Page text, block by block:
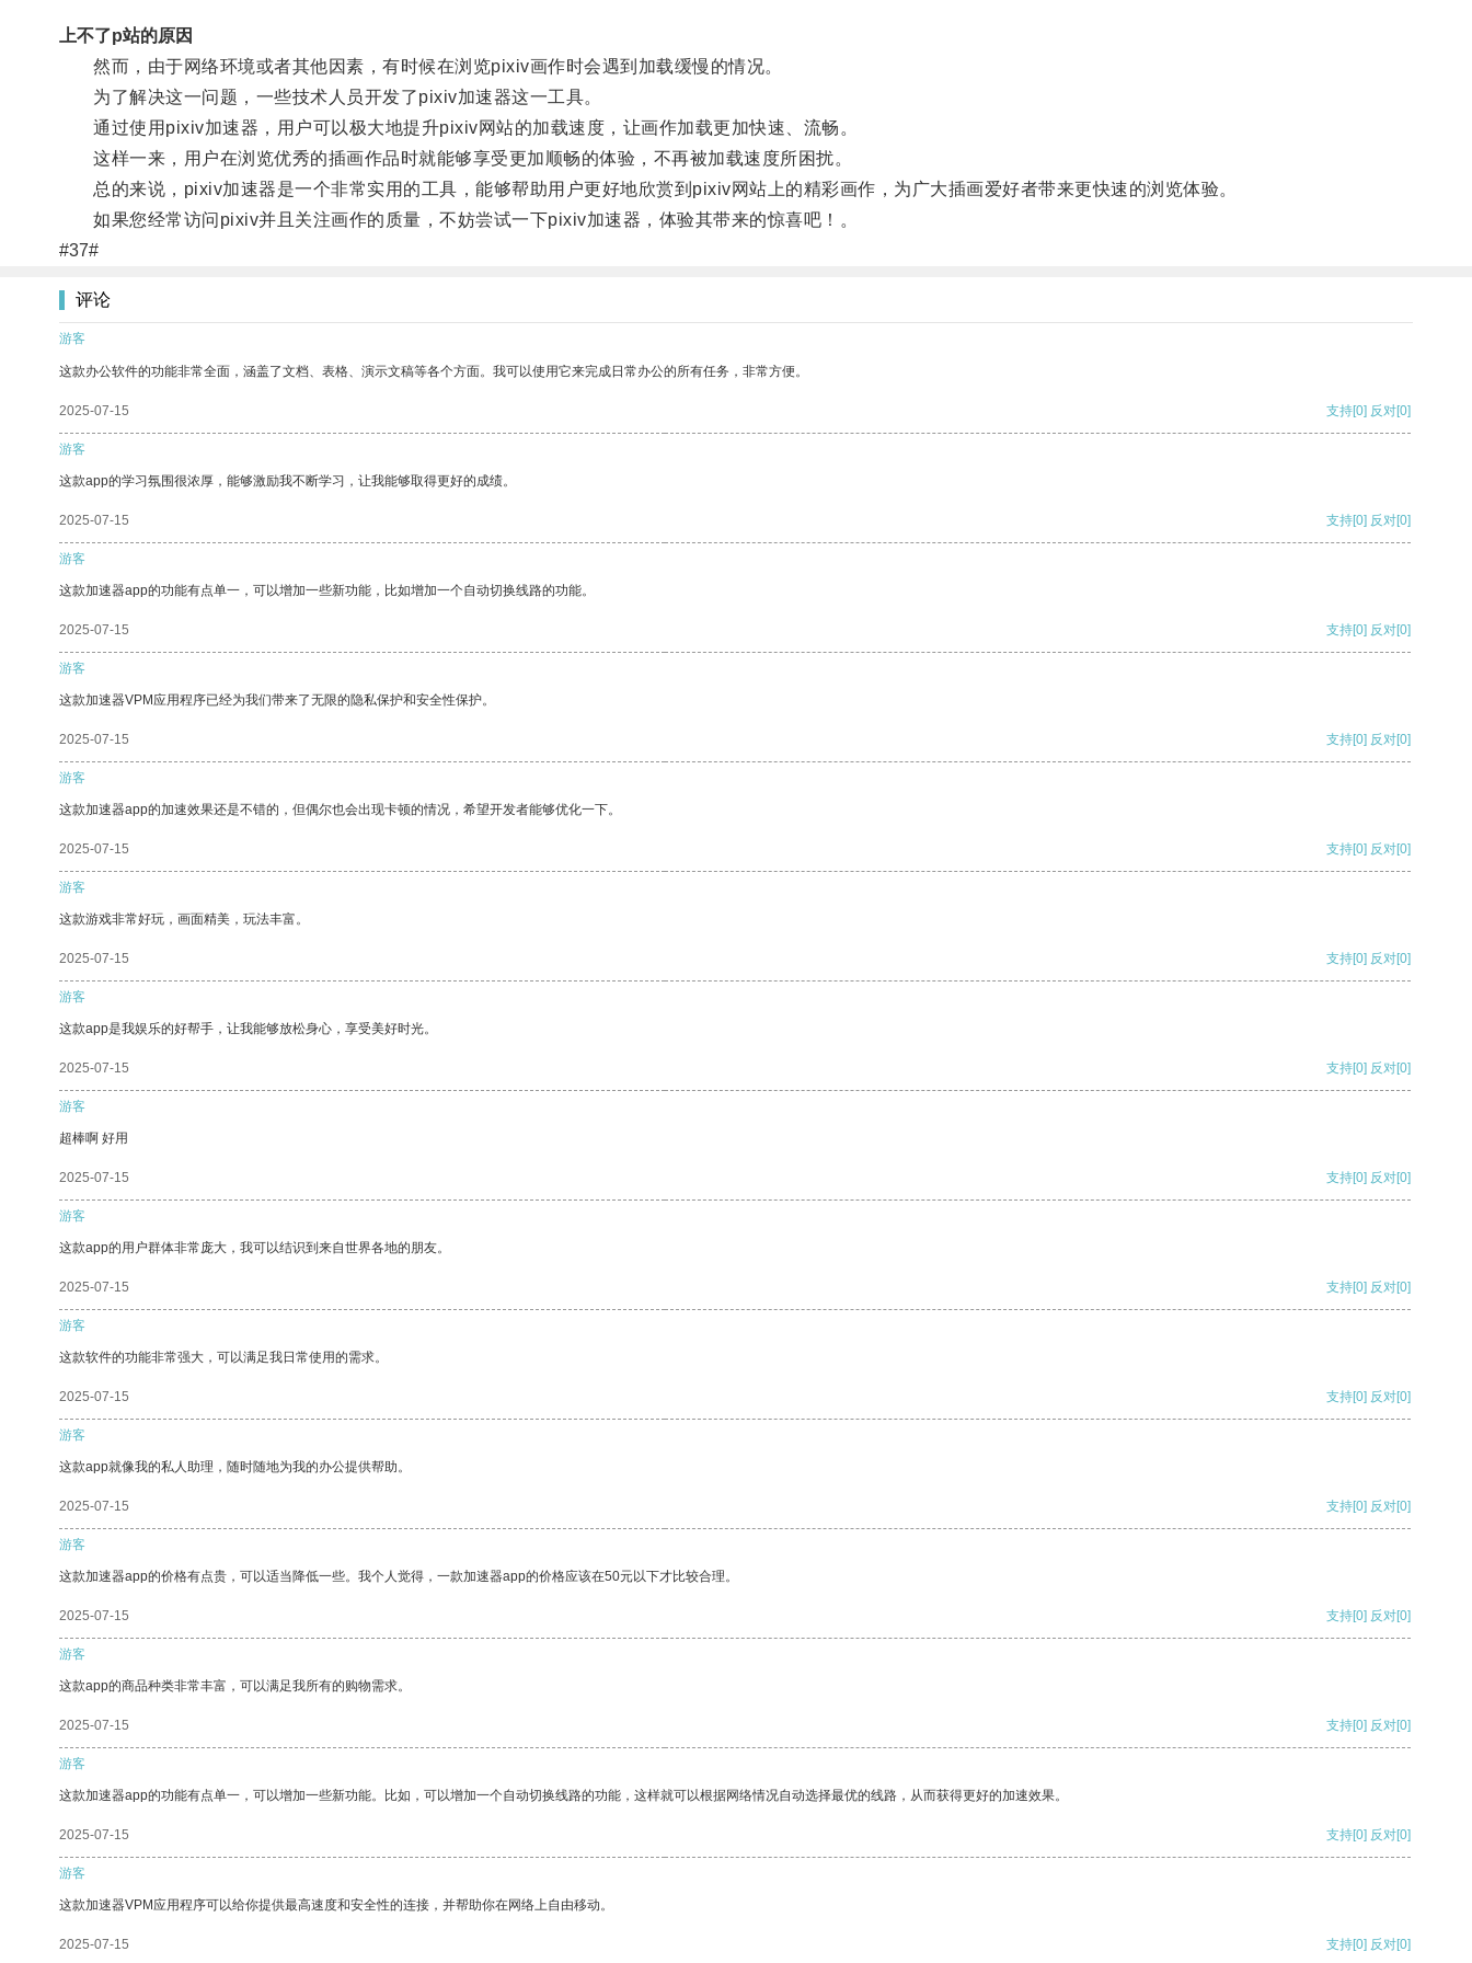
上不了p站的原因
然而，由于网络环境或者其他因素，有时候在浏览pixiv画作时会遇到加载缓慢的情况。
为了解决这一问题，一些技术人员开发了pixiv加速器这一工具。
通过使用pixiv加速器，用户可以极大地提升pixiv网站的加载速度，让画作加载更加快速、流畅。
这样一来，用户在浏览优秀的插画作品时就能够享受更加顺畅的体验，不再被加载速度所困扰。
总的来说，pixiv加速器是一个非常实用的工具，能够帮助用户更好地欣赏到pixiv网站上的精彩画作，为广大插画爱好者带来更快速的浏览体验。
如果您经常访问pixiv并且关注画作的质量，不妨尝试一下pixiv加速器，体验其带来的惊喜吧！。
#37#
评论
游客
这款办公软件的功能非常全面，涵盖了文档、表格、演示文稿等各个方面。我可以使用它来完成日常办公的所有任务，非常方便。
2025-07-15 支持[0] 反对[0]
游客
这款app的学习氛围很浓厚，能够激励我不断学习，让我能够取得更好的成绩。
2025-07-15 支持[0] 反对[0]
游客
这款加速器app的功能有点单一，可以增加一些新功能，比如增加一个自动切换线路的功能。
2025-07-15 支持[0] 反对[0]
游客
这款加速器VPM应用程序已经为我们带来了无限的隐私保护和安全性保护。
2025-07-15 支持[0] 反对[0]
游客
这款加速器app的加速效果还是不错的，但偶尔也会出现卡顿的情况，希望开发者能够优化一下。
2025-07-15 支持[0] 反对[0]
游客
这款游戏非常好玩，画面精美，玩法丰富。
2025-07-15 支持[0] 反对[0]
游客
这款app是我娱乐的好帮手，让我能够放松身心，享受美好时光。
2025-07-15 支持[0] 反对[0]
游客
超棒啊 好用
2025-07-15 支持[0] 反对[0]
游客
这款app的用户群体非常庞大，我可以结识到来自世界各地的朋友。
2025-07-15 支持[0] 反对[0]
游客
这款软件的功能非常强大，可以满足我日常使用的需求。
2025-07-15 支持[0] 反对[0]
游客
这款app就像我的私人助理，随时随地为我的办公提供帮助。
2025-07-15 支持[0] 反对[0]
游客
这款加速器app的价格有点贵，可以适当降低一些。我个人觉得，一款加速器app的价格应该在50元以下才比较合理。
2025-07-15 支持[0] 反对[0]
游客
这款app的商品种类非常丰富，可以满足我所有的购物需求。
2025-07-15 支持[0] 反对[0]
游客
这款加速器app的功能有点单一，可以增加一些新功能。比如，可以增加一个自动切换线路的功能，这样就可以根据网络情况自动选择最优的线路，从而获得更好的加速效果。
2025-07-15 支持[0] 反对[0]
游客
这款加速器VPM应用程序可以给你提供最高速度和安全性的连接，并帮助你在网络上自由移动。
2025-07-15 支持[0] 反对[0]